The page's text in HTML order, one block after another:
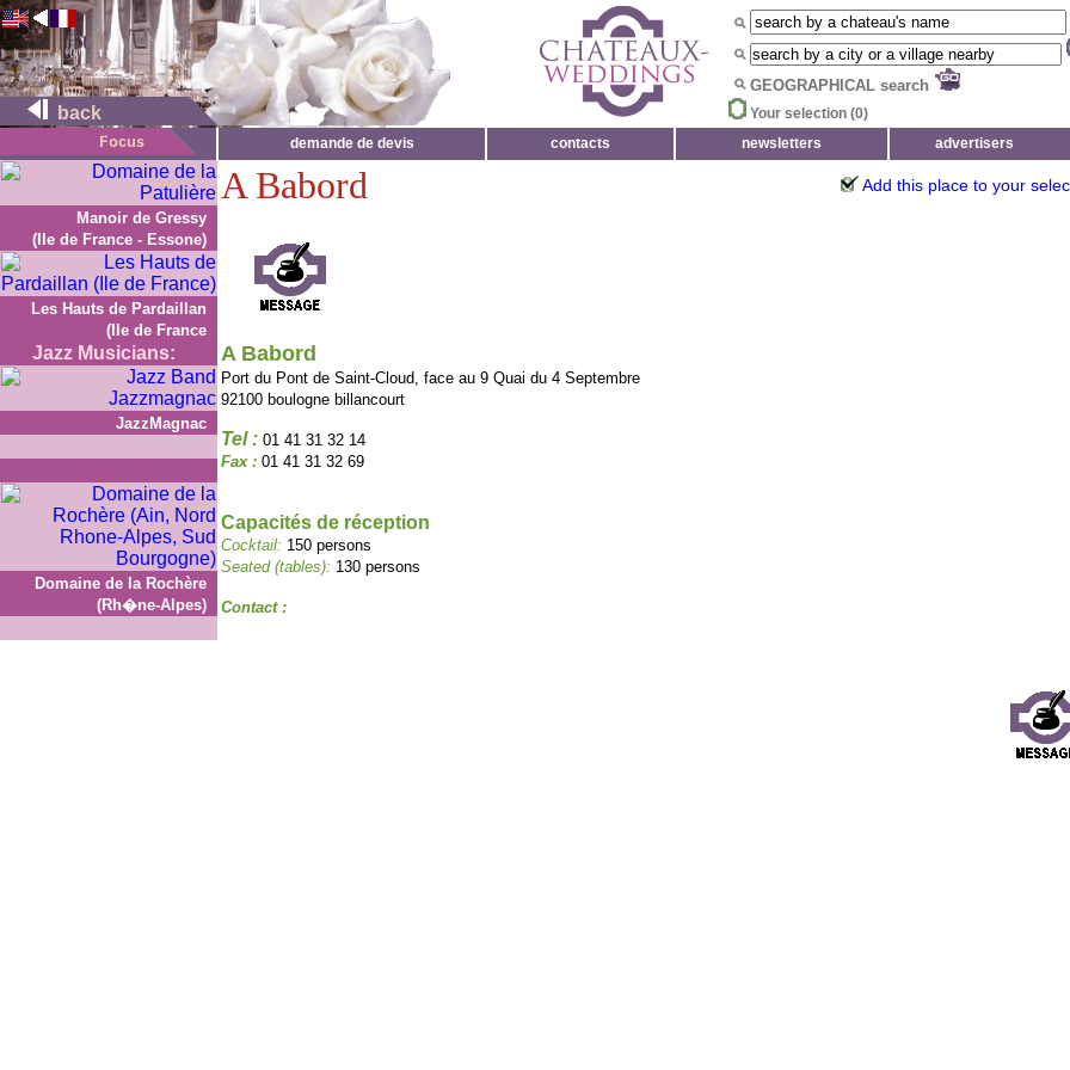
back
GEOGRAPHICAL search
Your selection (0)
demande de devis
contacts newsletters advertisers
Manoir de Gressy
(Ile de France - Essone)
Les Hauts de Pardaillan
(Ile de France
Jazz Musicians:
JazzMagnac
Domaine de la Rochère
(Rh�ne-Alpes)
A Babord Add this place to your
A Babord
Port du Pont de Saint-Cloud, face au 9 Quai du 4 Septembre
92100 boulogne billancourt
Tel : 01 41 31 32 14
Fax : 01 41 31 32 69
Capacités de réception
Cocktail: 150 persons
Seated (tables): 130 persons
Contact :